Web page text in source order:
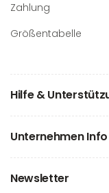
Zahlung
Größentabelle
Hilfe &
Unternehmen Info
Newsletter